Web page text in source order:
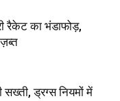
रैकेट का भंडाफोड़,
ड्रग्स नियमों में